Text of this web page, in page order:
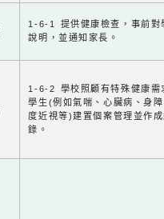
1-6-1 提供健康檢查，事前對
說明，並通知家長。
1-6-2 學校照顧有特殊健康需
學生(例如氣喘、心臟病、身
度近視等)建置個案管理並作
錄。